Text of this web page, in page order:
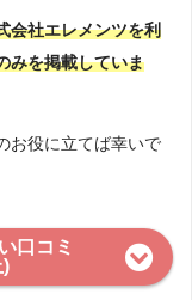
会社エレメンツを利
みを掲載していま
お役に立てば幸いで
口コミ